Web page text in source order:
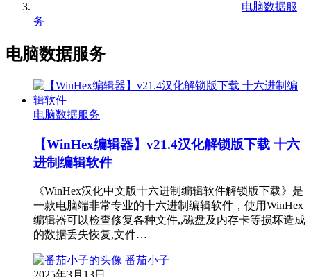
电脑数据服
务
电脑数据服务
电脑数据服务
【WinHex编辑器】v21.4汉化解锁版下载 十六
进制编辑软件
《WinHex汉化中文版十六进制编辑软件解锁版下载》是
一款电脑端非常专业的十六进制编辑软件，使用WinHex
编辑器可以检查修复各种文件,,磁盘及内存卡等损坏造成
的数据丢失恢复,文件…
番茄小子